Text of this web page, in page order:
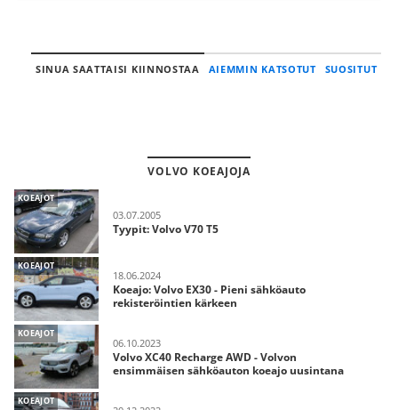
SINUA SAATTAISI KIINNOSTAA AIEMMIN KATSOTUT SUOSITUT
VOLVO KOEAJOJA
KOEAJOT
03.07.2005
Tyypit: Volvo V70 T5
KOEAJOT
18.06.2024
Koeajo: Volvo EX30 - Pieni sähköauto
rekisteröintien kärkeen
KOEAJOT
06.10.2023
Volvo XC40 Recharge AWD - Volvon
ensimmäisen sähköauton koeajo uusintana
KOEAJOT